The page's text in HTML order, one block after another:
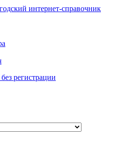
регистрации